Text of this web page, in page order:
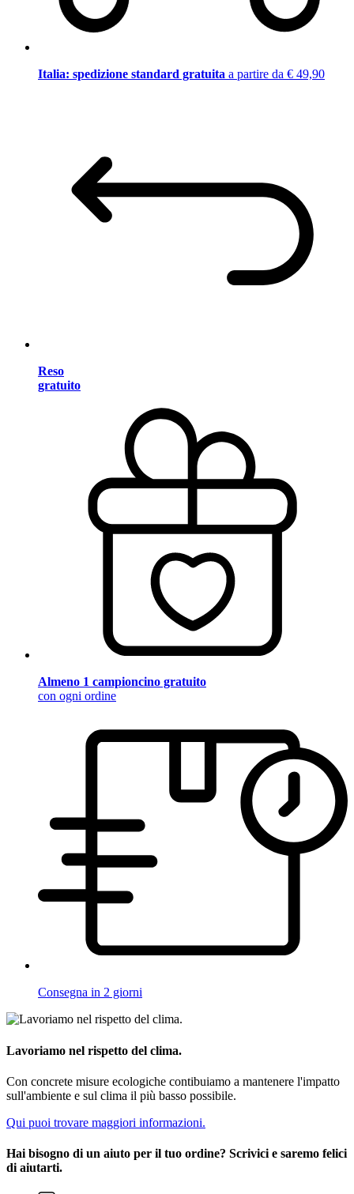
Italia: spedizione standard gratuita a partire da € 49,90
Reso
gratuito
Almeno 1 campioncino gratuito
con ogni ordine
Consegna in 2 giorni
Lavoriamo nel rispetto del clima.
Con concrete misure ecologiche contibuiamo a mantenere l'impatto
sull'ambiente e sul clima il più basso possibile.
Qui puoi trovare maggiori informazioni.
Hai bisogno di un aiuto per il tuo ordine? Scrivici e saremo felici
di aiutarti.